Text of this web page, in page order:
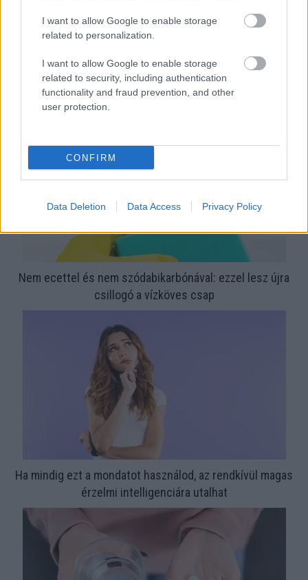
I want to allow Google to enable storage
related to personalization.
I want to allow Google to enable storage
related to security, including authentication
functionality and fraud prevention, and other
user protection.
CONFIRM
Data Deletion Data Access Privacy Policy
Ezért párásodik be állandóan az ablak – egyszerűbb a
megoldás, mint gondolnád
Nem ecettel és nem szódabikarbónával: ezzel lesz újra
csillogó a vízköves csap
Ha mindig ezt a mondatot használod, az rendkívül magas
érzelmi intelligenciára utalhat